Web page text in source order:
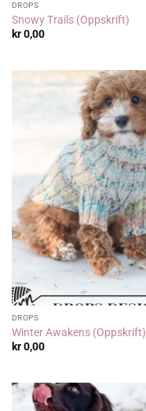
DROPS
Snowy Trails (Oppskrift)
kr0,00
DROPS
Winter Awakens (Oppskrift)
kr0,00